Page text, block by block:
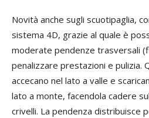
Novità anche sugli scuotipaglia,
sistema 4D, grazie al quale è
moderate pendenze trasversali
penalizzare prestazioni e pulizia.
accecano nel lato a valle e
lato a monte, facendola cadere
crivelli. La pendenza distribuisce